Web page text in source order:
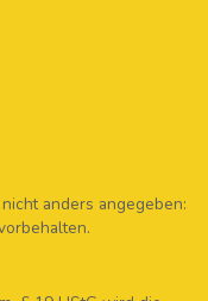
anders angegeben: